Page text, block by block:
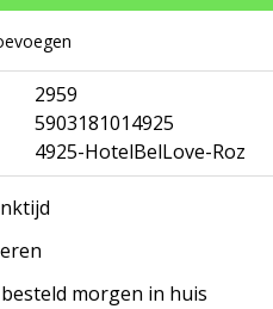
2959
5903181014925
4925-HotelBelLove-Roz
morgen in huis